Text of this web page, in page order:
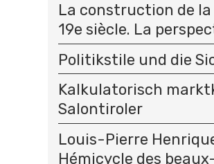
La construction de
19e siècle. La
Politikstile und die
Kalkulatorisch
Salontiroler
Louis-Pierre
Hémicycle des